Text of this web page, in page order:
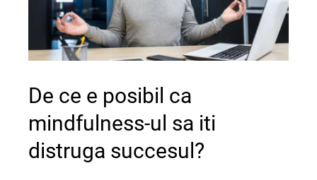
De ce e posibil ca
mindfulness-ul sa iti
distruga succesul?